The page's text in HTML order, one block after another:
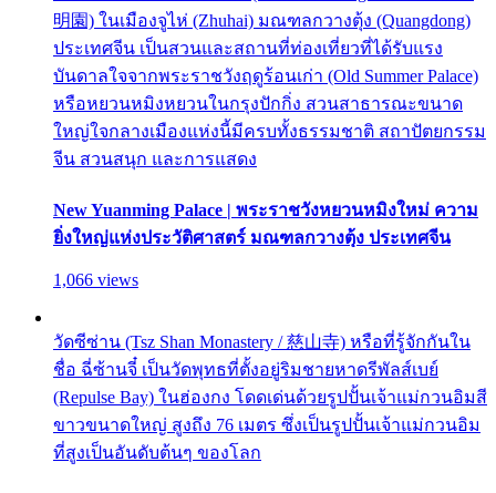
明園) ในเมืองจูไห่ (Zhuhai) มณฑลกวางตุ้ง (Quangdong)
ประเทศจีน เป็นสวนและสถานที่ท่องเที่ยวที่ได้รับแรง
บันดาลใจจากพระราชวังฤดูร้อนเก่า (Old Summer Palace)
หรือหยวนหมิงหยวนในกรุงปักกิ่ง สวนสาธารณะขนาด
ใหญ่ใจกลางเมืองแห่งนี้มีครบทั้งธรรมชาติ สถาปัตยกรรม
จีน สวนสนุก และการแสดง
New Yuanming Palace | พระราชวังหยวนหมิงใหม่ ความ
ยิ่งใหญ่แห่งประวัติศาสตร์ มณฑลกวางตุ้ง ประเทศจีน
1,066 views
วัดซีซ่าน (Tsz Shan Monastery / 慈山寺) หรือที่รู้จักกันใน
ชื่อ ฉี่ซ้านจี๋ เป็นวัดพุทธที่ตั้งอยู่ริมชายหาดรีพัลส์เบย์
(Repulse Bay) ในฮ่องกง โดดเด่นด้วยรูปปั้นเจ้าแม่กวนอิมสี
ขาวขนาดใหญ่ สูงถึง 76 เมตร ซึ่งเป็นรูปปั้นเจ้าแม่กวนอิม
ที่สูงเป็นอันดับต้นๆ ของโลก